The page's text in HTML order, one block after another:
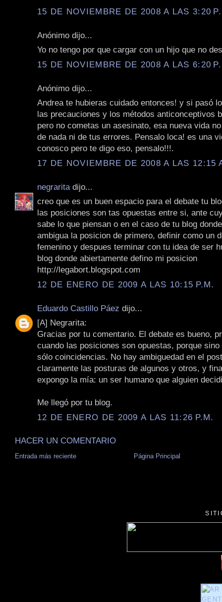
15 DE NOVIEMBRE DE 2008 A LAS 3:20
Anónimo dijo...
Yo no tengo por que cargar con un hijo que no
15 DE NOVIEMBRE DE 2008 A LAS 6:20
Anónimo dijo...
Andrea te hubieras cuidado entonces! y si pasó
las precauciones y los métodos anticonceptivos
pero no cometas un asesinato, esa nueva vida
de nada ni de tus errores. Pensalo loca! es una
conosco pero te digo eso, pensalo!!!.
17 DE NOVIEMBRE DE 2008 A LAS 12:15
negrarita dijo...
creo que es un buen espacio para el debate tu
las posiciones son tas opuestas entre si, ante
sabe lo que piensan o en el caso de tu blog
ambigua la posicion de primero, definir como un
femenino y despues terminar con tu idea de ser
blog donde abiertamente defino mi posicion
http://legabort.blogspot.com
12 DE ENERO DE 2009 A LAS 10:15 P.M.
Eduardo Castillo Páez dijo...
[A] Negrarita:
Gracias por tu comentario. El debate es bueno,
cuando las posiciones son opuestas, porque
sólo coincidencias. No hay ambiguedad en el
claramente las posturas de algunos y otros, y
expongo la mía: un ser humano que alguien
Me llegó por tu blog.
12 DE ENERO DE 2009 A LAS 11:26 P.M.
HACER UN COMENTARIO
Entrada más reciente Página Principal